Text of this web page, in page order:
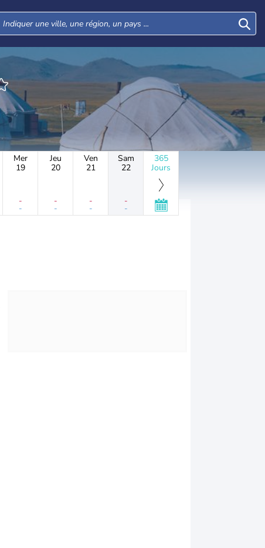
Mer
19
-
-
Jeu
20
-
-
Ven
21
-
-
Sam
22
-
-
365
Jours